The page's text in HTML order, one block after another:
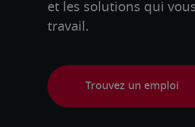
et les solutions qui
travail.